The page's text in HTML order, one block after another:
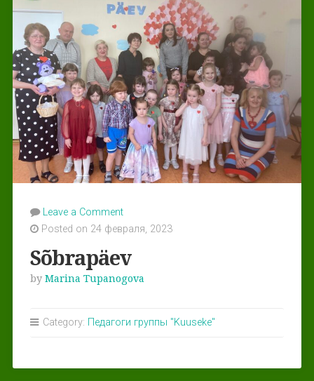
Leave a Comment
Posted on 24 февраля, 2023
Sõbrapäev
by Marina Tupanogova
Category: Педагоги группы "Kuuseke"